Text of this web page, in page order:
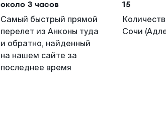
около 3 часов
Самый быстрый прямой
перелет из Анконы туда
и обратно, найденный
на нашем сайте за
последнее время
15
Сочи